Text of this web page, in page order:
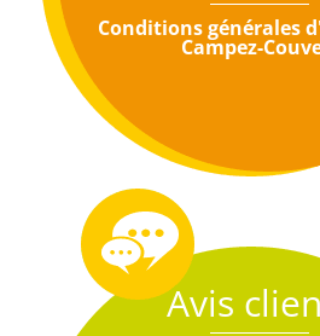
Conditions générales
Campez-
Avis